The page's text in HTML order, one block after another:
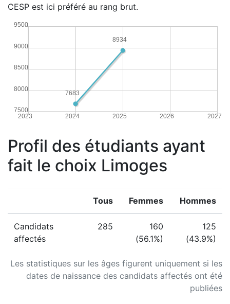
CESP est ici préféré au rang brut.
2023 2024 2025 2026 2027
7500
8000
8500
9000
9500
8934
7683
Profil des étudiants ayant
fait le choix Limoges
Les statistiques sur les âges figurent uniquement si les
dates de naissance des candidats affectés ont été
publiées
Tous Femmes Hommes
Candidats
affectés
285
160
(56.1%)
125
(43.9%)